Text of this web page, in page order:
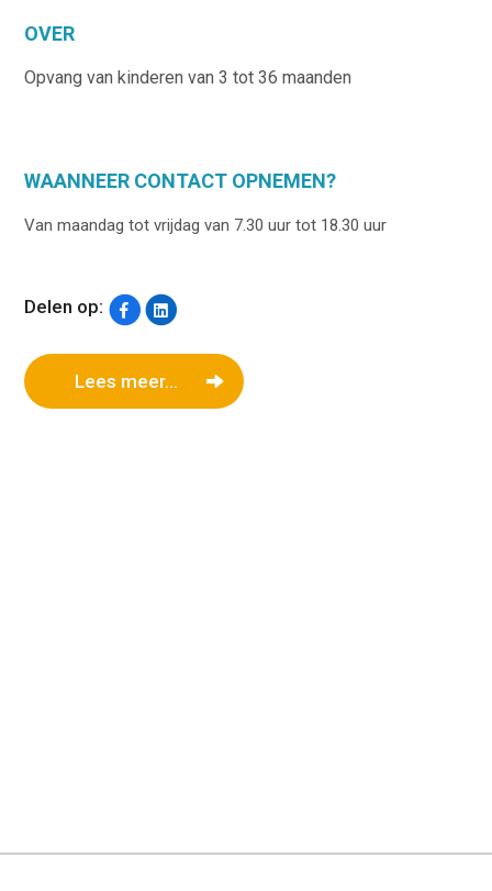
OVER
Opvang van kinderen van 3 tot 36 maanden
WAANNEER CONTACT OPNEMEN?
Van maandag tot vrijdag van 7.30 uur tot 18.30 uur
Delen op:
Lees meer...